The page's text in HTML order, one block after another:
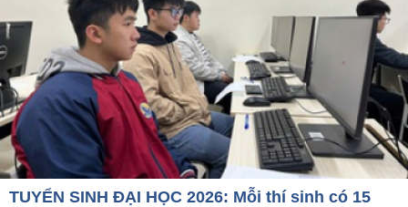
TUYỂN SINH ĐẠI HỌC 2026: Mỗi thí sinh có 15